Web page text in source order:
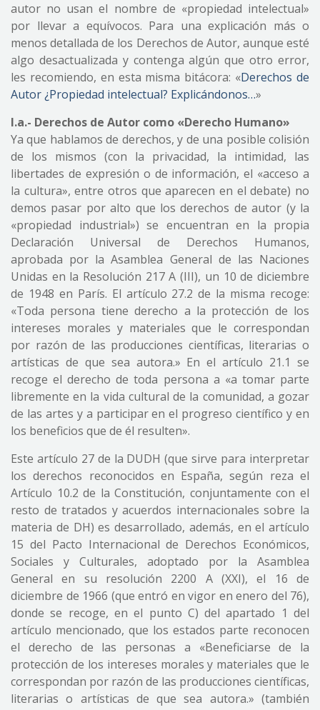
autor no usan el nombre de «propiedad intelectual»
por llevar a equívocos. Para una explicación más o
menos detallada de los Derechos de Autor, aunque esté
algo desactualizada y contenga algún que otro error,
les recomiendo, en esta misma bitácora: «Derechos de
Autor ¿Propiedad intelectual? Explicándonos…»
I.a.- Derechos de Autor como «Derecho Humano»
Ya que hablamos de derechos, y de una posible colisión
de los mismos (con la privacidad, la intimidad, las
libertades de expresión o de información, el «acceso a
la cultura», entre otros que aparecen en el debate) no
demos pasar por alto que los derechos de autor (y la
«propiedad industrial») se encuentran en la propia
Declaración Universal de Derechos Humanos,
aprobada por la Asamblea General de las Naciones
Unidas en la Resolución 217 A (III), un 10 de diciembre
de 1948 en París. El artículo 27.2 de la misma recoge:
«Toda persona tiene derecho a la protección de los
intereses morales y materiales que le correspondan
por razón de las producciones científicas, literarias o
artísticas de que sea autora.» En el artículo 21.1 se
recoge el derecho de toda persona a «a tomar parte
libremente en la vida cultural de la comunidad, a gozar
de las artes y a participar en el progreso científico y en
los beneficios que de él resulten».
Este artículo 27 de la DUDH (que sirve para interpretar
los derechos reconocidos en España, según reza el
Artículo 10.2 de la Constitución, conjuntamente con el
resto de tratados y acuerdos internacionales sobre la
materia de DH) es desarrollado, además, en el artículo
15 del Pacto Internacional de Derechos Económicos,
Sociales y Culturales, adoptado por la Asamblea
General en su resolución 2200 A (XXI), el 16 de
diciembre de 1966 (que entró en vigor en enero del 76),
donde se recoge, en el punto C) del apartado 1 del
artículo mencionado, que los estados parte reconocen
el derecho de las personas a «Beneficiarse de la
protección de los intereses morales y materiales que le
correspondan por razón de las producciones científicas,
literarias o artísticas de que sea autora.» (también